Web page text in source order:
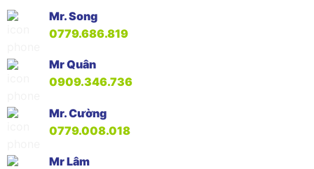
Mr. Song
0779.686.819
Mr Quân
0909.346.736
Mr. Cường
0779.008.018
Mr Lâm